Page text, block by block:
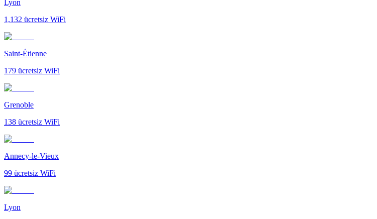
Lyon
1,132 ücretsiz WiFi
Saint-Étienne
179 ücretsiz WiFi
Grenoble
138 ücretsiz WiFi
Annecy-le-Vieux
99 ücretsiz WiFi
Lyon